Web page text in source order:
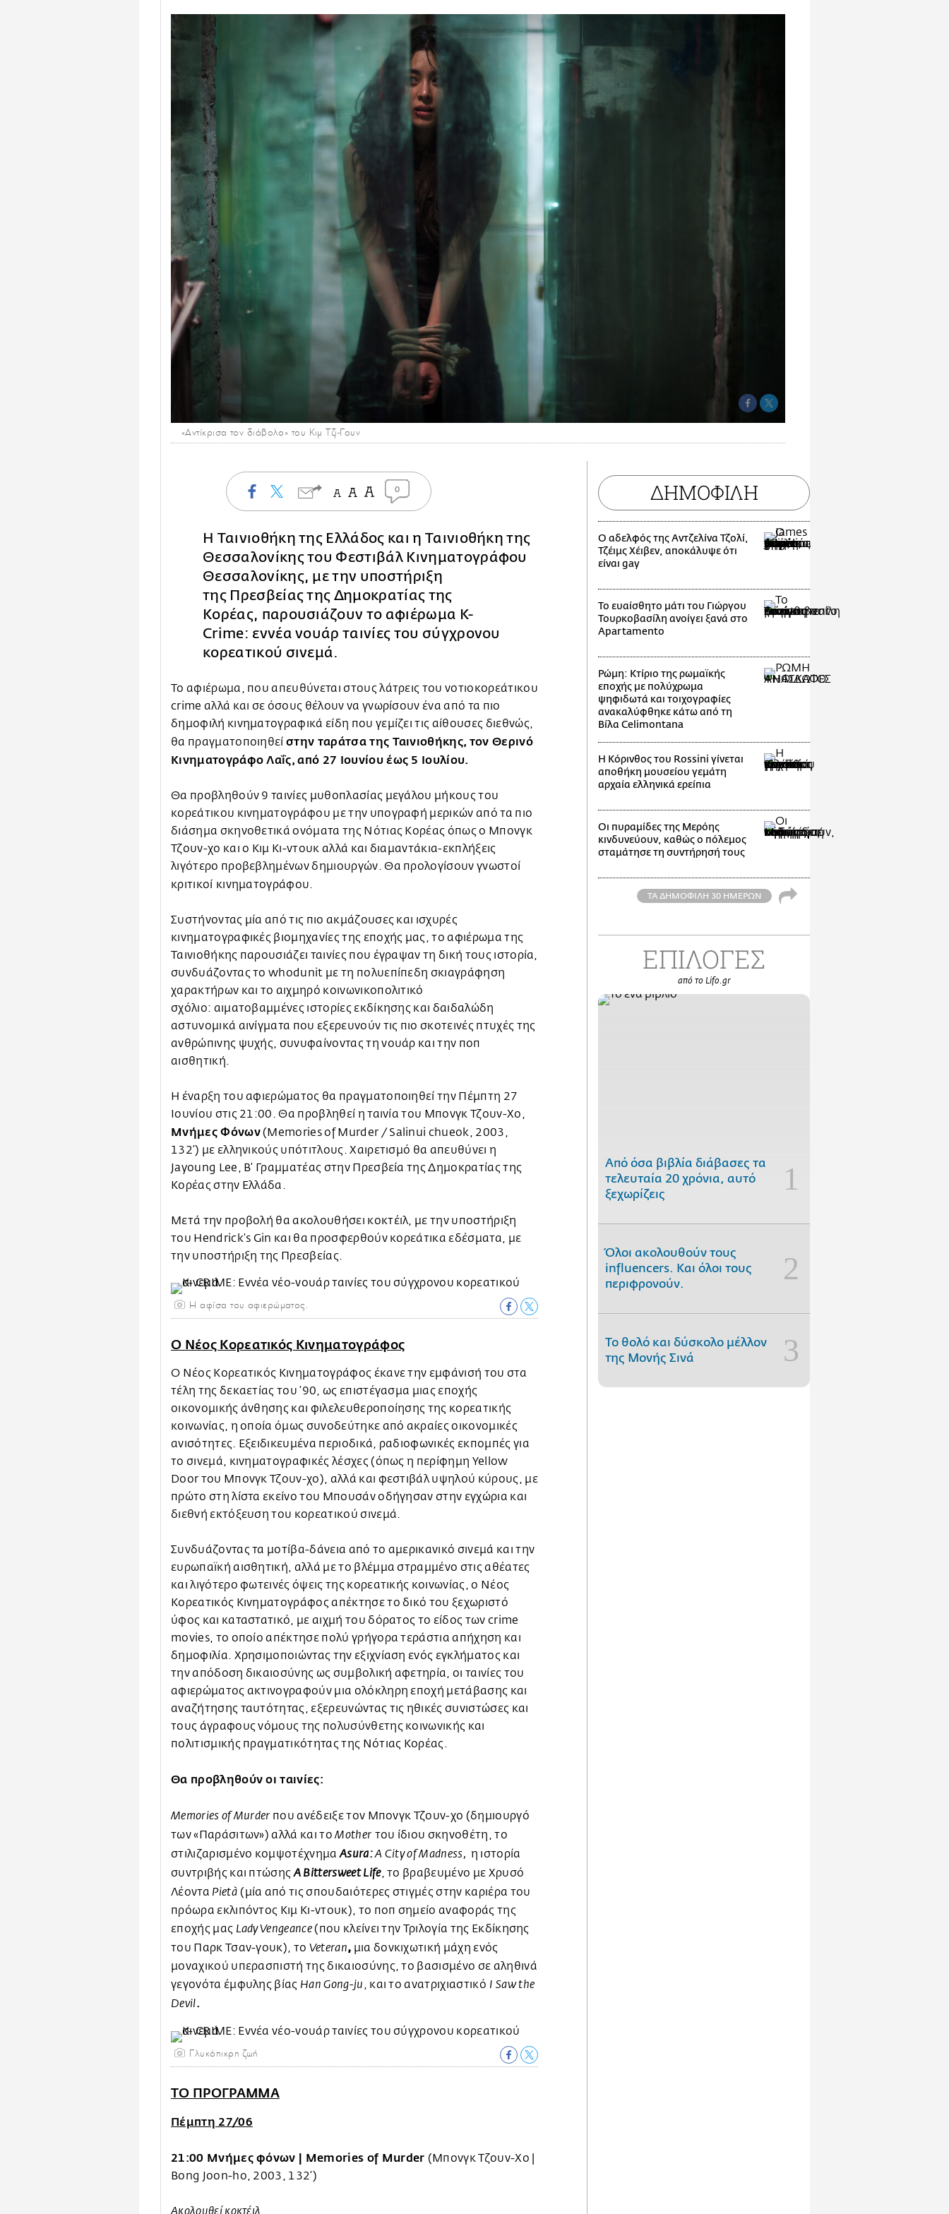
«Αντίκρισα τον διάβολο» του Κιμ Τζι-Γουν
0
Η Ταινιοθήκη της Ελλάδος και η Ταινιοθήκη της
Θεσσαλονίκης του Φεστιβάλ Κινηματογράφου
Θεσσαλονίκης, με την υποστήριξη
της Πρεσβείας της Δημοκρατίας της
Κορέας, παρουσιάζουν το αφιέρωμα K-
Crime: εννέα νουάρ ταινίες του σύγχρονου
κορεατικού σινεμά.
Το αφιέρωμα, που απευθύνεται στους λάτρεις του νοτιοκορεάτικου
crime αλλά και σε όσους θέλουν να γνωρίσουν ένα από τα πιο
δημοφιλή κινηματογραφικά είδη που γεμίζει τις αίθουσες διεθνώς,
θα πραγματοποιηθείστην ταράτσα της Ταινιοθήκης, τον Θερινό
Κινηματογράφο Λαΐς, από 27 Ιουνίου έως 5 Ιουλίου.
Θα προβληθούν 9 ταινίες μυθοπλασίας μεγάλου μήκους του
κορεάτικου κινηματογράφου με την υπογραφή μερικών από τα πιο
διάσημα σκηνοθετικά ονόματα της Νότιας Κορέας όπως ο Μπονγκ
Τζουν-χο και ο Κιμ Κι-ντουκ αλλά και διαμαντάκια-εκπλήξεις
λιγότερο προβεβλημένων δημιουργών. Θα προλογίσουν γνωστοί
κριτικοί κινηματογράφου.
Συστήνοντας μία από τις πιο ακμάζουσες και ισχυρές
κινηματογραφικές βιομηχανίες της εποχής μας, το αφιέρωμα της
Ταινιοθήκης παρουσιάζει ταινίες που έγραψαν τη δική τους ιστορία,
συνδυάζοντας το whodunit με τη πολυεπίπεδη σκιαγράφηση
χαρακτήρων και το αιχμηρό κοινωνικοπολιτικό
σχόλιο: αιματοβαμμένες ιστορίες εκδίκησης και δαιδαλώδη
αστυνομικά αινίγματα που εξερευνούν τις πιο σκοτεινές πτυχές της
ανθρώπινης ψυχής, συνυφαίνοντας τη νουάρ και την ποπ
αισθητική.
H έναρξη του αφιερώματος θα πραγματοποιηθεί την Πέμπτη 27
Ιουνίου στις 21:00. Θα προβληθεί η ταινία του Μπονγκ Τζουν-Χο,
Μνήμες Φόνων(Memories of Murder / Salinui chueok, 2003,
132’) με ελληνικούς υπότιτλους. Χαιρετισμό θα απευθύνει η
Jayoung Lee, Β’ Γραμματέας στην Πρεσβεία της Δημοκρατίας της
Κορέας στην Ελλάδα.
Μετά την προβολή θα ακολουθήσει κοκτέιλ, με την υποστήριξη
του Hendrick’s Gin και θα προσφερθούν κορεάτικα εδέσματα, με
την υποστήριξη της Πρεσβείας.
Η αφίσα του αφιερώματος.
Ο Νέος Κορεατικός Κινηματογράφος
Ο Νέος Κορεατικός Κινηματογράφος έκανε την εμφάνισή του στα
τέλη της δεκαετίας του ’90, ως επιστέγασμα μιας εποχής
οικονομικής άνθησης και φιλελευθεροποίησης της κορεατικής
κοινωνίας, η οποία όμως συνοδεύτηκε από ακραίες οικονομικές
ανισότητες. Εξειδικευμένα περιοδικά, ραδιοφωνικές εκπομπές για
το σινεμά, κινηματογραφικές λέσχες (όπως η περίφημη Yellow
Door του Μπονγκ Τζουν-χο), αλλά και φεστιβάλ υψηλού κύρους, με
πρώτο στη λίστα εκείνο του Μπουσάν οδήγησαν στην εγχώρια και
διεθνή εκτόξευση του κορεατικού σινεμά.
Συνδυάζοντας τα μοτίβα-δάνεια από το αμερικανικό σινεμά και την
ευρωπαϊκή αισθητική, αλλά με το βλέμμα στραμμένο στις αθέατες
και λιγότερο φωτεινές όψεις της κορεατικής κοινωνίας, ο Νέος
Κορεατικός Κινηματογράφος απέκτησε το δικό του ξεχωριστό
ύφος και καταστατικό, με αιχμή του δόρατος το είδος των crime
movies, το οποίο απέκτησε πολύ γρήγορα τεράστια απήχηση και
δημοφιλία. Χρησιμοποιώντας την εξιχνίαση ενός εγκλήματος και
την απόδοση δικαιοσύνης ως συμβολική αφετηρία, οι ταινίες του
αφιερώματος ακτινογραφούν μια ολόκληρη εποχή μετάβασης και
αναζήτησης ταυτότητας, εξερευνώντας τις ηθικές συνιστώσες και
τους άγραφους νόμους της πολυσύνθετης κοινωνικής και
πολιτισμικής πραγματικότητας της Νότιας Κορέας.
Θα προβληθούν οι ταινίες:
Memories of Murder που ανέδειξε τον Μπονγκ Τζουν-χο (δημιουργό
των «Παράσιτων») αλλά και τοMother του ίδιου σκηνοθέτη, το
στιλιζαρισμένο κομψοτέχνημαAsura:A City of Madness, η ιστορία
συντριβής και πτώσηςA Bittersweet Life, το βραβευμένο με Χρυσό
Λέοντα Pietà (μία από τις σπουδαιότερες στιγμές στην καριέρα του
πρόωρα εκλιπόντος Κιμ Κι-ντουκ), το ποπ σημείο αναφοράς της
εποχής μας Lady Vengeance (που κλείνει την Τριλογία της Εκδίκησης
του Παρκ Τσαν-γουκ), το Veteran, μια δονκιχωτική μάχη ενός
μοναχικού υπερασπιστή της δικαιοσύνης, το βασισμένο σε αληθινά
γεγονότα έμφυλης βίας Han Gong-ju, και το ανατριχιαστικό I Saw the
Devil.
Γλυκόπικρη ζωή
ΤΟ ΠΡΟΓΡΑΜΜΑ
Πέμπτη 27/06
21:00 Μνήμες φόνων | Memories of Murder (Μπονγκ Τζουν-Χο |
Bong Joon-ho, 2003, 132’)
ΔΗΜΟΦΙΛΗ
Ο αδελφός της Αντζελίνα Τζολί,
Τζέιμς Χέιβεν, αποκάλυψε ότι
είναι gay
Το ευαίσθητο μάτι του Γιώργου
Τουρκοβασίλη ανοίγει ξανά στο
Apartamento
Ρώμη: Κτίριο της ρωμαϊκής
εποχής με πολύχρωμα
ψηφιδωτά και τοιχογραφίες
ανακαλύφθηκε κάτω από τη
Βίλα Celimontana
Η Κόρινθος του Rossini γίνεται
αποθήκη μουσείου γεμάτη
αρχαία ελληνικά ερείπια
Οι πυραμίδες της Μερόης
κινδυνεύουν, καθώς ο πόλεμος
σταμάτησε τη συντήρησή τους
ΤΑ ΔΗΜΟΦΙΛΗ 30 ΗΜΕΡΩΝ
ΕΠΙΛΟΓΕΣ
από το Lifo.gr
Από όσα βιβλία διάβασες τα
τελευταία 20 χρόνια, αυτό
ξεχωρίζεις
Όλοι ακολουθούν τους
influencers. Και όλοι τους
περιφρονούν.
Το θολό και δύσκολο μέλλον
της Μονής Σινά